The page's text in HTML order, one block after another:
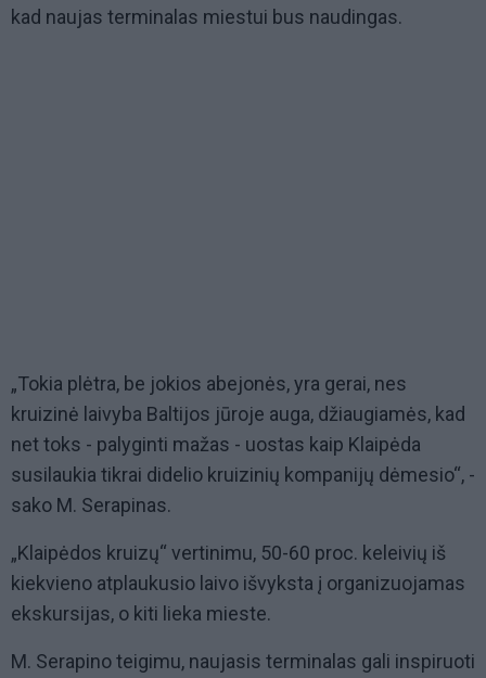
kad naujas terminalas miestui bus naudingas.
„Tokia plėtra, be jokios abejonės, yra gerai, nes
kruizinė laivyba Baltijos jūroje auga, džiaugiamės, kad
net toks - palyginti mažas - uostas kaip Klaipėda
susilaukia tikrai didelio kruizinių kompanijų dėmesio“, -
sako M. Serapinas.
„Klaipėdos kruizų“ vertinimu, 50-60 proc. keleivių iš
kiekvieno atplaukusio laivo išvyksta į organizuojamas
ekskursijas, o kiti lieka mieste.
M. Serapino teigimu, naujasis terminalas gali inspiruoti